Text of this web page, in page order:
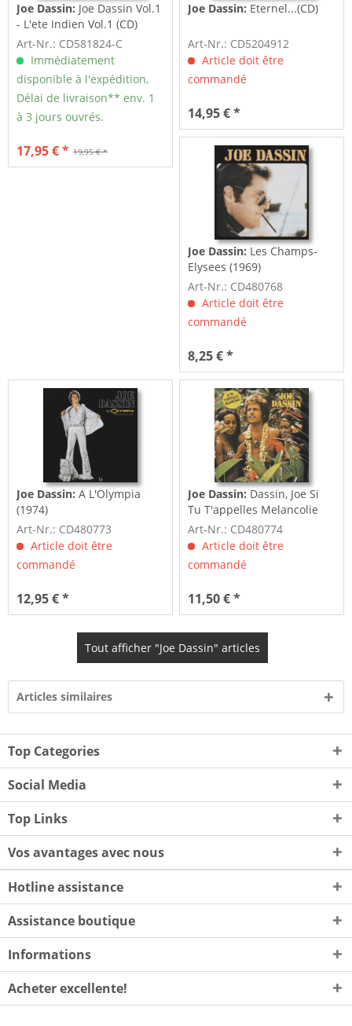
Joe Dassin: Joe Dassin Vol.1
- L'ete Indien Vol.1 (CD)
Art-Nr.: CD581824-C
Immédiatement
disponible à l'expédition,
Délai de livraison** env. 1
à 3 jours ouvrés.
19,95 € *
17,95 € *
Joe Dassin: Eternel...(CD)
Art-Nr.: CD5204912
Article doit être
commandé
14,95 € *
Joe Dassin: Les Champs-
Elysees (1969)
Art-Nr.: CD480768
Article doit être
commandé
8,25 € *
Joe Dassin:A L'Olympia
(1974)
Art-Nr.: CD480773
Article doit être
commandé
12,95 € *
Joe Dassin: Dassin, Joe Si
Tu T'appelles Melancolie
(1974)
Art-Nr.: CD480774
Article doit être
commandé
11,50 € *
Tout afficher "Joe Dassin" articles
Articles similaires
Top Categories
Social Media
Top Links
Vos avantages avec nous
Hotline assistance
Assistance boutique
Informations
Acheter excellente!